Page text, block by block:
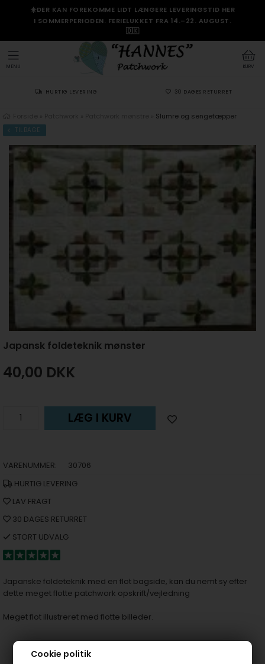
Cookie politik
☀️DER KAN FOREKOMME LIDT LÆNGERE LEVERINGSTID HER
I SOMMERPERIODEN. FERIELUKKET FRA 14.–22. AUGUST.
🇩🇰
KURV
MENU
HURTIG LEVERING 30 DAGES RETURRET
Slumre og sengetæpper
TILBAGE
Japansk foldeteknik mønster
40,00 DKK
LÆG I KURV
VARENUMMER:
30706
HURTIG LEVERING
LAV FRAGT
30 DAGES RETURRET
STORT UDVALG
Japanske foldeteknik med en flot bagside, kan du nemt sy efter
dette meget flotte patchwork opskrift/vejledning
Meget flot illustreret med flotte billeder.